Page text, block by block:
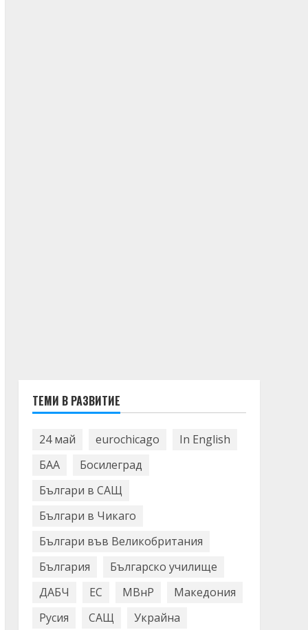
ТЕМИ В РАЗВИТИЕ
24 май eurochicago
In English
БАА
Босилеград
Българи в САЩ
Българи в Чикаго
Българи във Великобритания
България
Българско училище
ДАБЧ
ЕС МВнР
Македония
Русия
САЩ
Украйна